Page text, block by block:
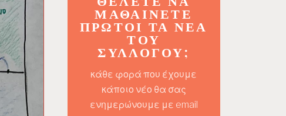
ΜΑΘΑΊΝΕΤΕ
ΠΡΏΤΟΙ ΤΑ ΝΈΑ
ΤΟΥ
ΣΥΛΛΌΓΟΥ;
κάθε φορά που έχουμε
κάποιο νέο θα σας
ενημερώνουμε με email